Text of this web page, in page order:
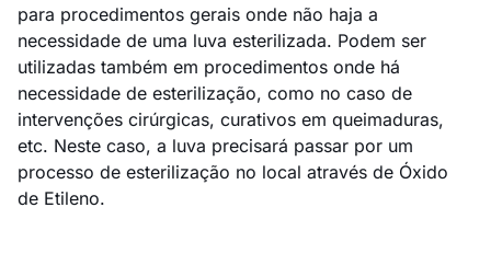
para procedimentos gerais onde não haja a
necessidade de uma luva esterilizada. Podem ser
utilizadas também em procedimentos onde há
necessidade de esterilização, como no caso de
intervenções cirúrgicas, curativos em queimaduras,
etc. Neste caso, a luva precisará passar por um
processo de esterilização no local através de Óxido
de Etileno.